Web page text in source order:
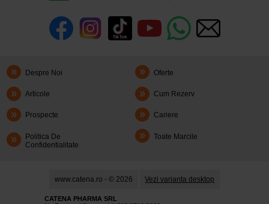
Despre Noi Oferte
Articole Cum Rezerv
Prospecte Cariere
Politica De
Confidentialitate
Toate Marcile
www.catena.ro - © 2026 Vezi varianta desktop
CATENA PHARMA SRL